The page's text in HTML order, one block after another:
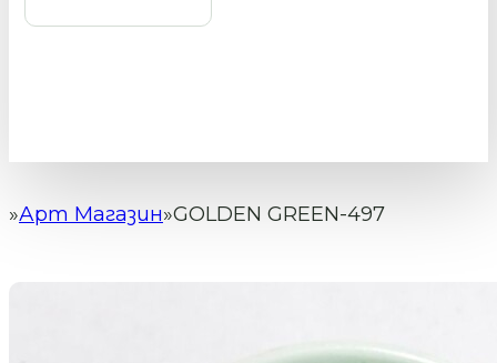
Начало
Арт Магазин GOLDEN GREEN-497